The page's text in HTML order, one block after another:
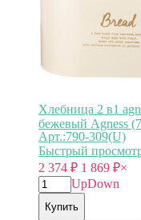
Хлебница 2 в1
бежевый Agness
Арт.:790-309(U)
Быстрый
2 374 ₽ 1 869 ₽×
UpDown
Купить